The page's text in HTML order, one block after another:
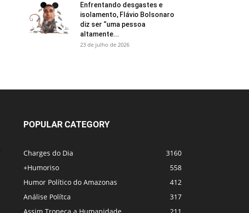
Enfrentando desgastes e
isolamento, Flávio Bolsonaro
diz ser “uma pessoa
altamente...
23 de julho de 2026
POPULAR CATEGORY
Charges do Dia
3160
+Humoriso
558
Humor Político do Amazonas
412
Análise Polítca
317